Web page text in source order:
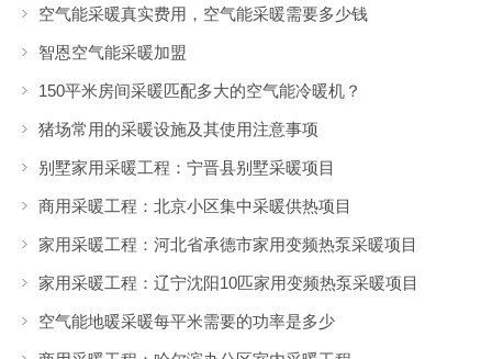
空气能采暖真实费用，空气能采暖需要多少钱
智恩空气能采暖加盟
150平米房间采暖匹配多大的空气能冷暖机？
猪场常用的采暖设施及其使用注意事项
别墅家用采暖工程：宁晋县别墅采暖项目
商用采暖工程：北京小区集中采暖供热项目
家用采暖工程：河北省承德市家用变频热泵采暖项目
家用采暖工程：辽宁沈阳10匹家用变频热泵采暖项目
空气能地暖采暖每平米需要的功率是多少